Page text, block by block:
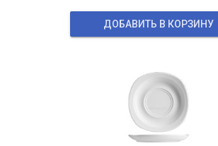
ДОБАВИТЬ В КОРЗИНУ